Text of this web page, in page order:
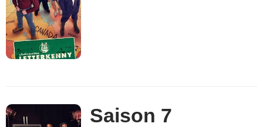
Saison 7